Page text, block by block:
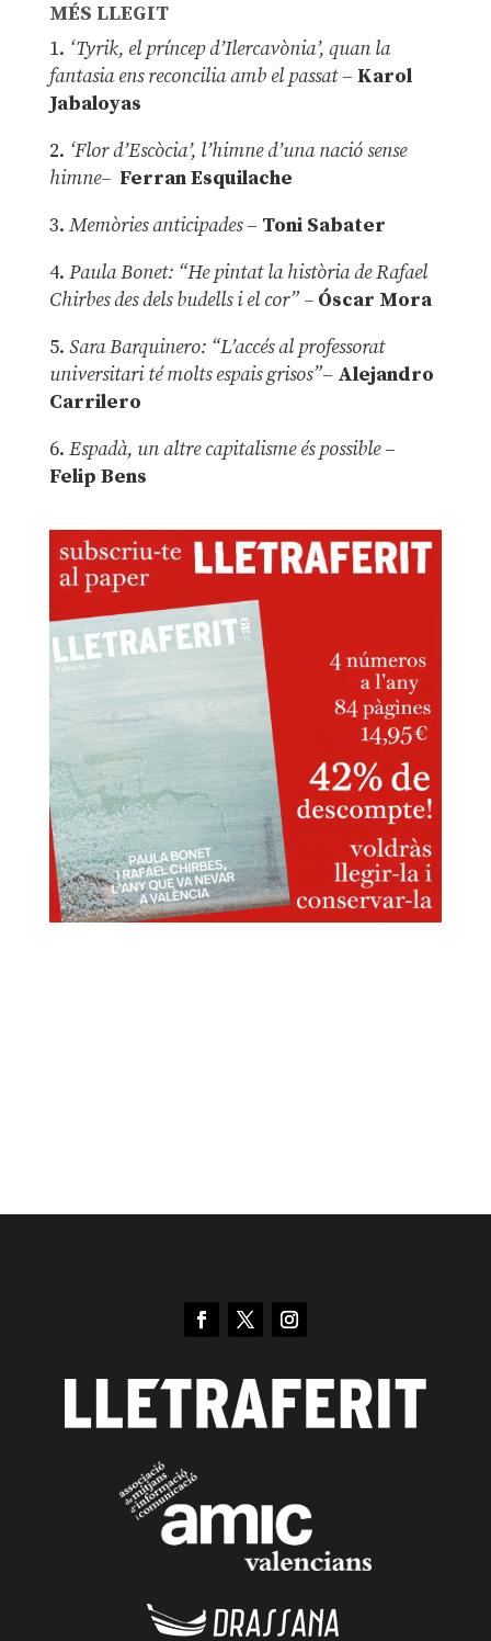
MÉS LLEGIT
1. ‘Tyrik, el príncep d’Ilercavònia’, quan la
fantasia ens reconcilia amb el passat– Karol
Jabaloyas
2. ‘Flor d’Escòcia’, l’himne d’una nació sense
himne– Ferran Esquilache
3. Memòries anticipades– Toni Sabater
4. Paula Bonet: “He pintat la història de Rafael
Chirbes des dels budells i el cor” –Óscar Mora
5. Sara Barquinero: “L’accés al professorat
universitari té molts espais grisos”– Alejandro
Carrilero
6. Espadà, un altre capitalisme és possible –
Felip Bens